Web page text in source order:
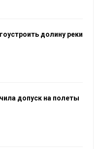
долину реки
допуск на полеты